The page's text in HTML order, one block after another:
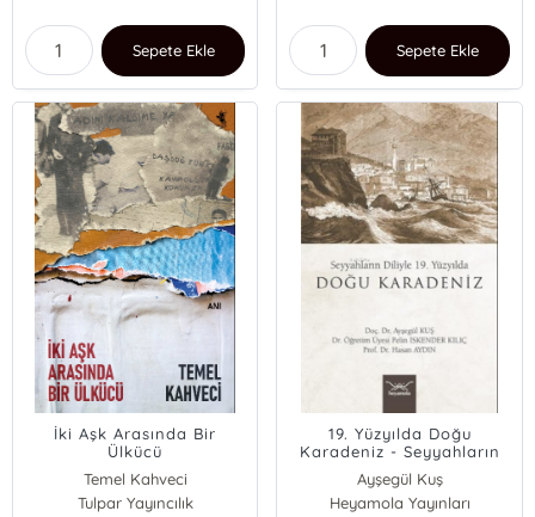
Sepete Ekle Sepete Ekle
İki Aşk Arasında Bir
Ülkücü
Temel Kahveci
Tulpar Yayıncılık
19. Yüzyılda Doğu
Karadeniz - Seyyahların
Diliyle
Ayşegül Kuş
Heyamola Yayınları